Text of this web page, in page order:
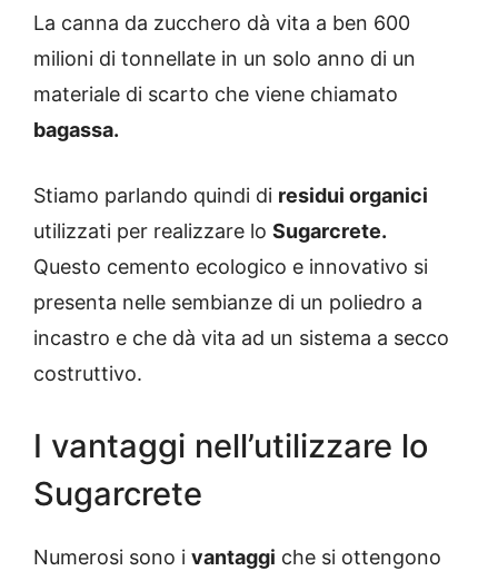
La canna da zucchero dà vita a ben 600
milioni di tonnellate in un solo anno di un
materiale di scarto che viene chiamato
bagassa.
Stiamo parlando quindi di residui organici
utilizzati per realizzare lo Sugarcrete.
Questo cemento ecologico e innovativo si
presenta nelle sembianze di un poliedro a
incastro e che dà vita ad un sistema a secco
costruttivo.
I vantaggi nell’utilizzare lo
Sugarcrete
Numerosi sono i vantaggi che si ottengono